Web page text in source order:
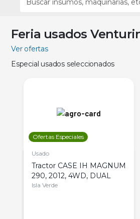
Feria usados
Ver ofertas
Especial usados seleccionados
Ofertas Especiales
Usado
Tractor CASE IH MAGNUM
290, 2012, 4WD, DUAL
Isla Verde